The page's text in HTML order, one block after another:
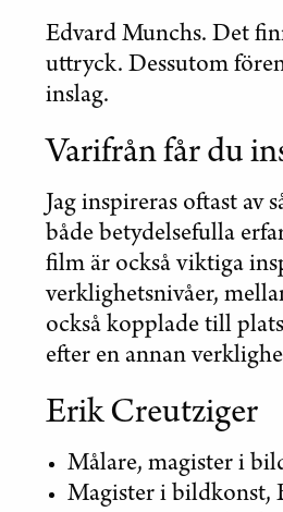
Edvard Munchs. Det
uttryck. Dessutom
inslag.
Varifrån får du
Jag inspireras oftast av
både betydelsefulla
film är också viktiga
verklighetsnivåer,
också kopplade till
efter en annan
Erik Creutziger
Målare, magister i
Magister i bildkonst,